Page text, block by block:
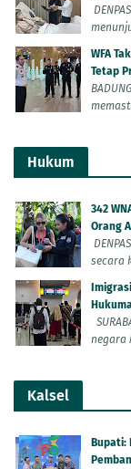
WFA
Tetap
Hukum
342
Orang
secara
negara
Kalsel
Bupati: